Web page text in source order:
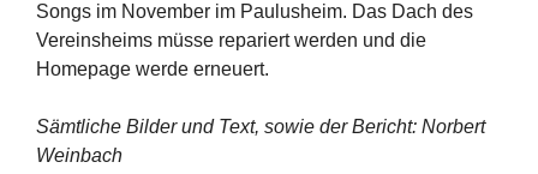
Songs im November im Paulusheim. Das Dach des
Vereinsheims müsse repariert werden und die
Homepage werde erneuert.
Sämtliche Bilder und Text, sowie der Bericht: Norbert
Weinbach